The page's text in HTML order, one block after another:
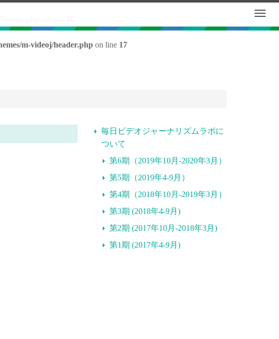
m-videoj/header.php on line 17
毎日ビデオジャーナリズムラボに
ついて
第6期（2019年10月-2020年3月）
第5期（2019年4-9月）
第4期（2018年10月-2019年3月）
第3期 (2018年4-9月)
第2期 (2017年10月-2018年3月)
第1期 (2017年4-9月)